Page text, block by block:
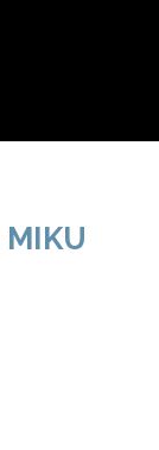
MIKU